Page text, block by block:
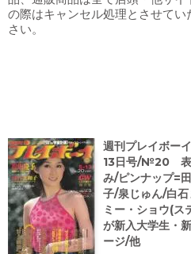
の際はキャンセル処理とさせて
さい。
週刊プレイボー
13日号/№20 表
み/ピンナップ=
子/泉じゅん/白
ミー・ショウ(ス
が新入大学生・
ージ/他